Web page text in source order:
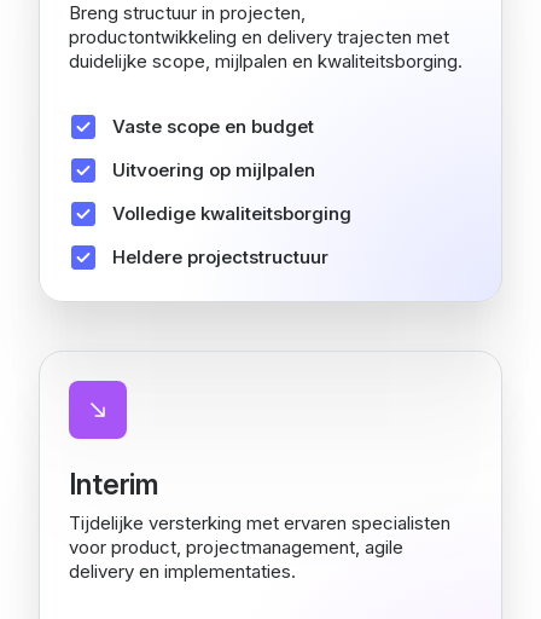
Breng structuur in projecten,
productontwikkeling en delivery trajecten met
duidelijke scope, mijlpalen en kwaliteitsborging.
Vaste scope en budget
Uitvoering op mijlpalen
Volledige kwaliteitsborging
Heldere projectstructuur
Interim
Tijdelijke versterking met ervaren specialisten
voor product, projectmanagement, agile
delivery en implementaties.